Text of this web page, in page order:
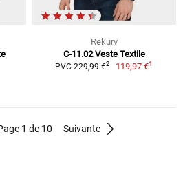
Rekurv
C-11.02 Veste Textile
PVC 229,99 €2 119,97 €1
1 de 10 Suivante